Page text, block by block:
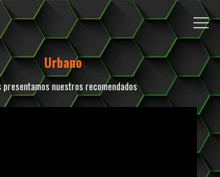
Urbano
presentamos nuestros recomendados